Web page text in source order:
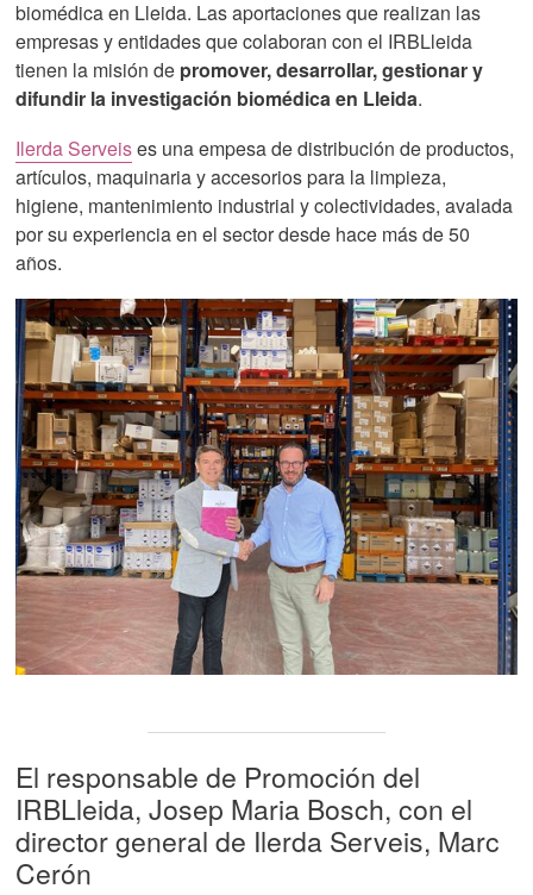
biomédica en Lleida. Las aportaciones que realizan las
empresas y entidades que colaboran con el IRBLleida
tienen la misión de promover, desarrollar, gestionar y
difundir la investigación biomédica en Lleida.
Ilerda Serveises una empesa de distribución de productos,
artículos, maquinaria y accesorios para la limpieza,
higiene, mantenimiento industrial y colectividades, avalada
por su experiencia en el sector desde hace más de 50
años.
El responsable de Promoción del
IRBLleida, Josep Maria Bosch, con el
director general de Ilerda Serveis, Marc
Cerón